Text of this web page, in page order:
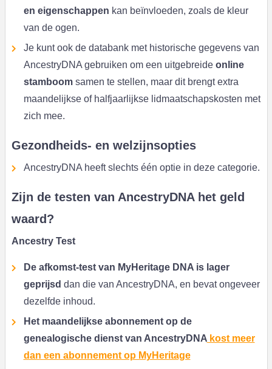
en eigenschappen kan beïnvloeden, zoals de kleur
van de ogen.
Je kunt ook de databank met historische gegevens van
AncestryDNA gebruiken om een uitgebreide online
stamboomsamen te stellen, maar dit brengt extra
maandelijkse of halfjaarlijkse lidmaatschapskosten met
zich mee.
Gezondheids- en welzijnsopties
AncestryDNA heeft slechts één optie in deze categorie.
Zijn de testen van AncestryDNA het geld
waard?
Ancestry Test
De afkomst-test van MyHeritage DNA is lager
geprijsd dan die van AncestryDNA, en bevat ongeveer
dezelfde inhoud.
Het maandelijkse abonnement op de
genealogische dienst van AncestryDNAkost meer
dan een abonnement op MyHeritage